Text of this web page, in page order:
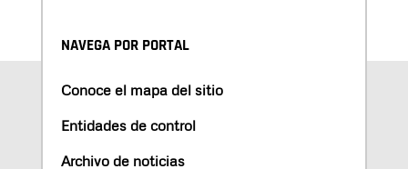
NAVEGA POR PORTAL
Conoce el mapa del sitio
Entidades de control
Archivo de noticias